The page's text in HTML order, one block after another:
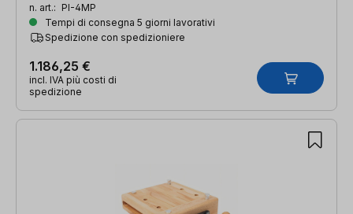
n. art.: PI-4MP
Tempi di consegna 5 giorni lavorativi
Spedizione con spedizioniere
1.186,25 €
incl. IVA più costi di
spedizione